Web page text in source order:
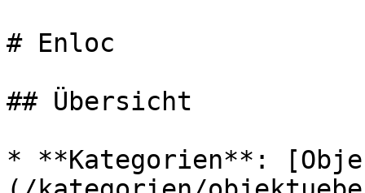
# Enloc
## Übersicht
* **Kategorien**: